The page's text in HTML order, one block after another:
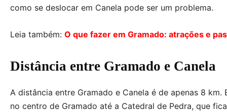
como se deslocar em Canela pode ser um problema.
Leia também: O que fazer em Gramado: atrações e
Distância entre Gramado e Canela
A distância entre Gramado e Canela é de apenas 8
no centro de Gramado até a Catedral de Pedra, que